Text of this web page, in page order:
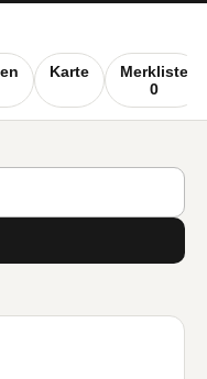
Karte
Merkliste
0